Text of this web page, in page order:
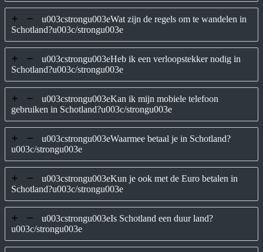
u003cstrongu003eWat zijn de regels om te wandelen in
Schotland?u003c/strongu003e
u003cstrongu003eHeb ik een verloopstekker nodig in
Schotland?u003c/strongu003e
u003cstrongu003eKan ik mijn mobiele telefoon
gebruiken in Schotland?u003c/strongu003e
u003cstrongu003eWaarmee betaal je in Schotland?
u003c/strongu003e
u003cstrongu003eKun je ook met de Euro betalen in
Schotland?u003c/strongu003e
u003cstrongu003eIs Schotland een duur land?
u003c/strongu003e